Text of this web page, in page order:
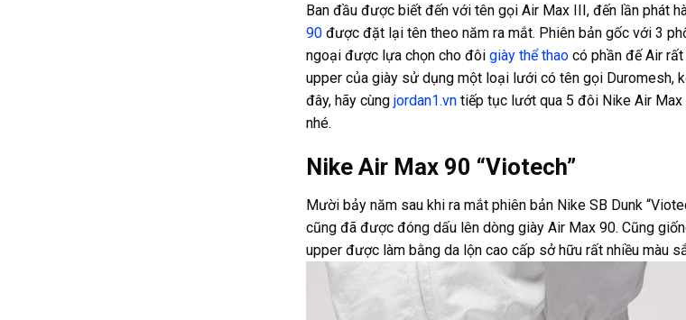
Ban đầu được biết đến với tên gọi Air Max III, đến lần phát
90 được đặt lại tên theo năm ra mắt. Phiên bản gốc với 3
ngoại được lựa chọn cho đôi giày thể thao có phần đế Air
upper của giày sử dụng một loại lưới có tên gọi Duromesh,
đây, hãy cùng jordan1.vn tiếp tục lướt qua 5 đôi Nike Air
nhé.
Nike Air Max 90 “Viotech”
Mười bảy năm sau khi ra mắt phiên bản Nike SB Dunk
cũng đã được đóng dấu lên dòng giày Air Max 90. Cũng
upper được làm bằng da lộn cao cấp sở hữu rất nhiều màu